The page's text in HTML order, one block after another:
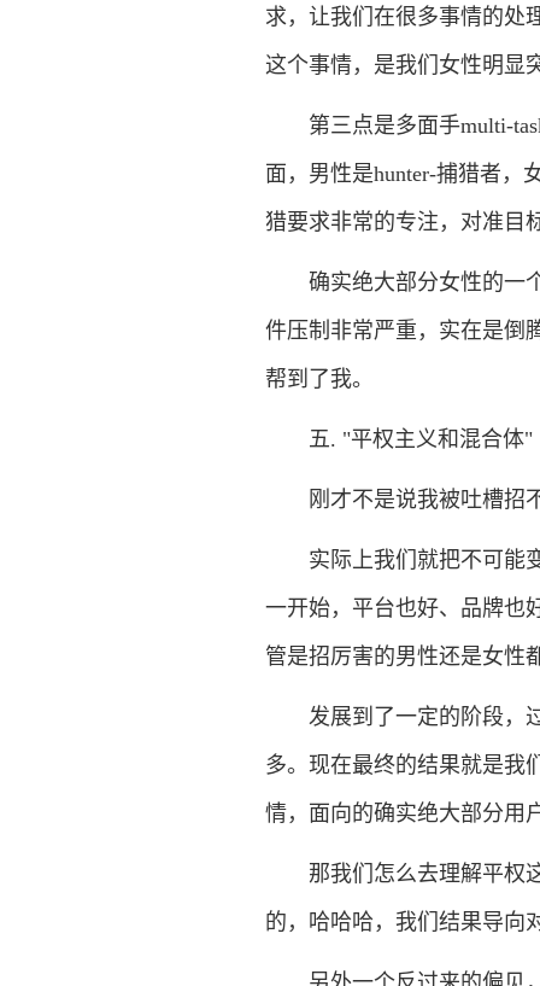
求，让我们在很多事情的处
这个事情，是我们女性明显
第三点是多面手multi-
面，男性是hunter-捕猎者，
猎要求非常的专注，对准目
确实绝大部分女性的一个
件压制非常严重，实在是倒
帮到了我。
五. "平权主义和混合体"
刚才不是说我被吐槽招
实际上我们就把不可能变
一开始，平台也好、品牌也
管是招厉害的男性还是女性
发展到了一定的阶段，过
多。现在最终的结果就是我
情，面向的确实绝大部分用
那我们怎么去理解平权这
的，哈哈哈，我们结果导向